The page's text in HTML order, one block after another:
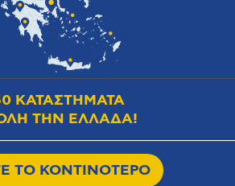
ΚΑΤΑΣΤΗΜΑΤΑ
ΤΗΝ ΕΛΛΑΔΑ!
ΤΟ ΚΟΝΤΙΝΟΤΕΡΟ